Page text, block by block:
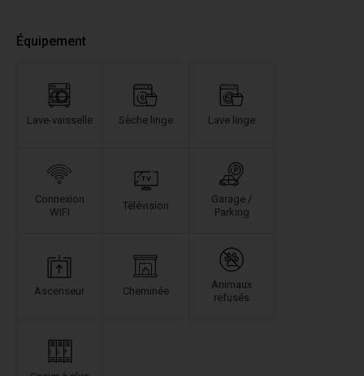
Équipement
Lave-vaisselle Sèche linge Lave linge
Connexion
WIFI
Télévision
Garage /
Parking
Ascenseur Cheminée
Animaux
refusés